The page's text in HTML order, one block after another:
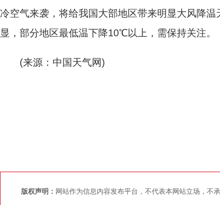
冷空气来袭，将给我国大部地区带来明显大风降
显，部分地区最低温下降10℃以上，需保持关注。
(来源：中国天气网)
版权声明： 网站作为信息内容发布平台，不代表本网站立场，不